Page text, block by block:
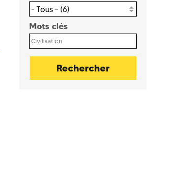
- Tous - (6)
Mots clés